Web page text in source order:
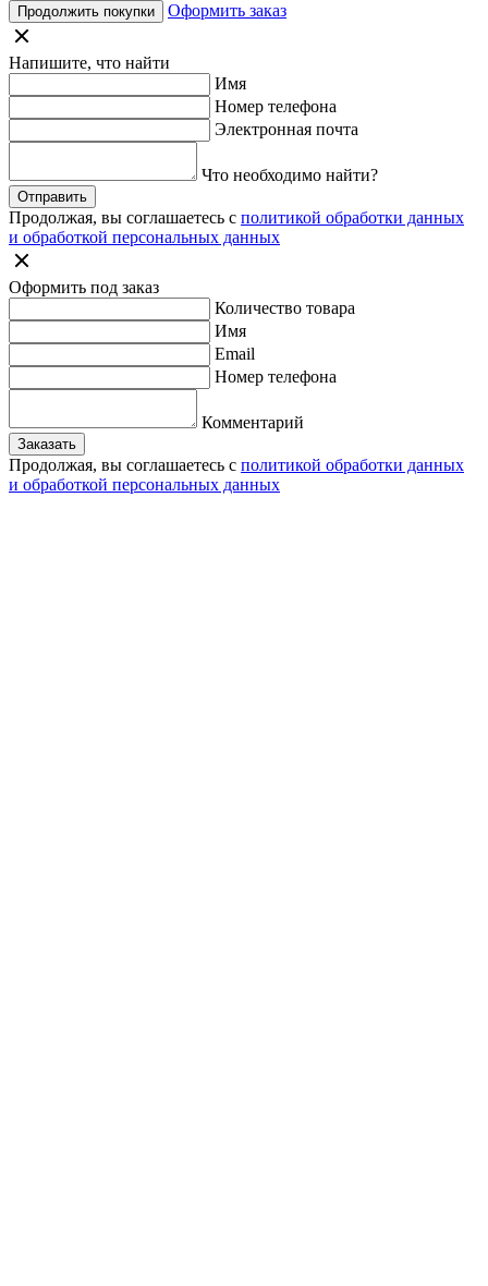
Продолжить покупки Оформить заказ
Напишите, что найти
Имя
Номер телефона
Электронная почта
Что необходимо найти?
Отправить
Продолжая, вы соглашаетесь с политикой обработки данных
и обработкой персональных данных
Оформить под заказ
Количество товара
Имя
Email
Номер телефона
Комментарий
Заказать
Продолжая, вы соглашаетесь с политикой обработки данных
и обработкой персональных данных